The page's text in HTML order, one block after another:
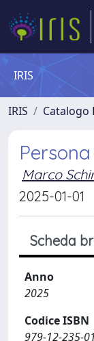
IRIS
IRIS Catalogo
Marco
2025-01-01
Scheda
Anno
2025
Codice ISBN
979-12-235-